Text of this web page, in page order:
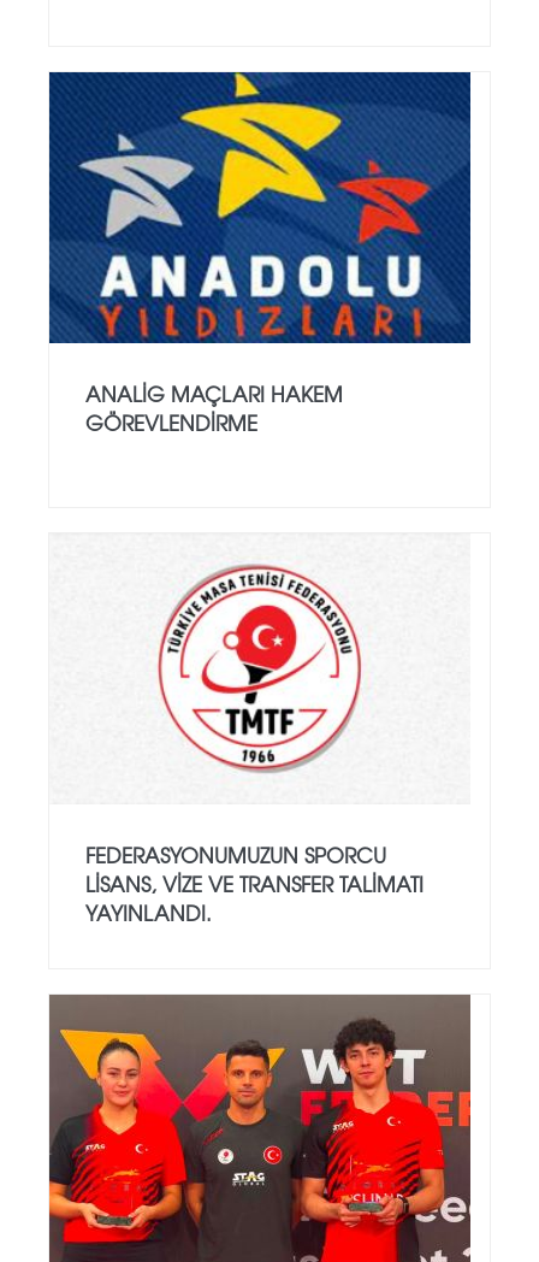
ANALİG MAÇLARI HAKEM
GÖREVLENDİRME
FEDERASYONUMUZUN SPORCU
LISANS, VIZE VE TRANSFER TALIMATI
YAYINLANDI.